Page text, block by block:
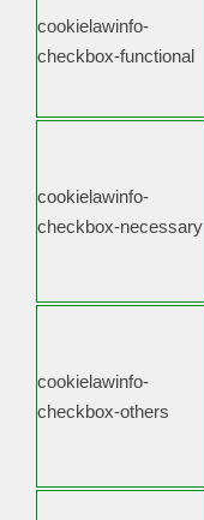
cookielawinfo-
checkbox-functional
cookielawinfo-
checkbox-necessary
cookielawinfo-
checkbox-others